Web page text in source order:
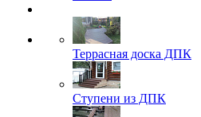
Террасная доска ДПК
Ступени из ДПК